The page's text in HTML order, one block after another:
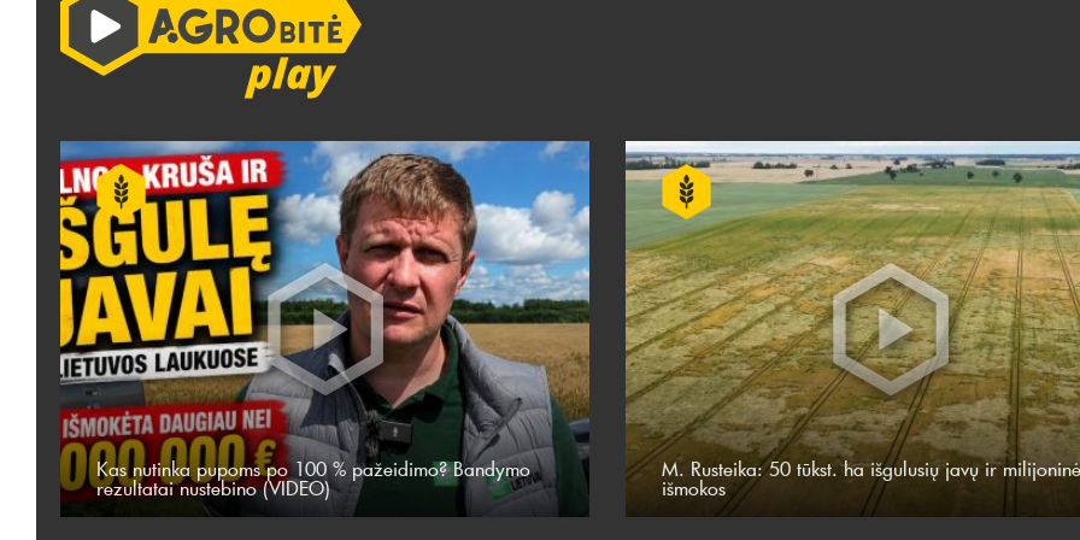
Kas nutinka pupoms po 100 % pažeidimo? Bandymo
rezultatai nustebino (VIDEO)
M. Rusteika: 50 tūkst. ha išgulusių javų ir
išmokos